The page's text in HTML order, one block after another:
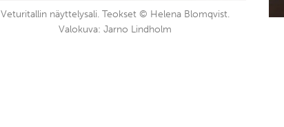
Veturitallin näyttelysali. Teokset © Helena Blomqvist.
Valokuva: Jarno Lindholm